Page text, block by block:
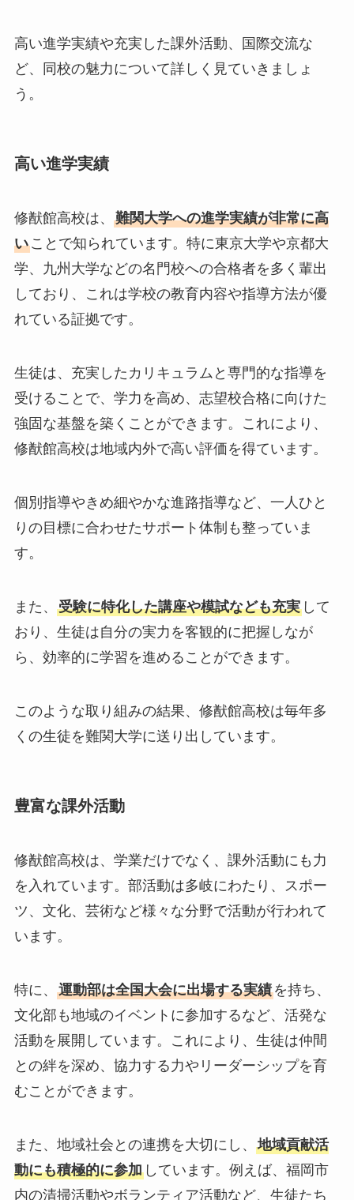
高い進学実績や充実した課外活動、国際交流な
ど、同校の魅力について詳しく見ていきましょ
う。
高い進学実績
修猷館高校は、 難関大学への進学実績が非常に高
いことで知られています。特に東京大学や京都大
学、九州大学などの名門校への合格者を多く輩出
しており、これは学校の教育内容や指導方法が優
れている証拠です。
生徒は、充実したカリキュラムと専門的な指導を
受けることで、学力を高め、志望校合格に向けた
強固な基盤を築くことができます。これにより、
修猷館高校は地域内外で高い評価を得ています。
個別指導やきめ細やかな進路指導など、一人ひと
りの目標に合わせたサポート体制も整っていま
す。
また、 受験に特化した講座や模試なども充実して
おり、生徒は自分の実力を客観的に把握しなが
ら、効率的に学習を進めることができます。
このような取り組みの結果、修猷館高校は毎年多
くの生徒を難関大学に送り出しています。
豊富な課外活動
修猷館高校は、学業だけでなく、課外活動にも力
を入れています。部活動は多岐にわたり、スポー
ツ、文化、芸術など様々な分野で活動が行われて
います。
特に、 運動部は全国大会に出場する実績を持ち、
文化部も地域のイベントに参加するなど、活発な
活動を展開しています。これにより、生徒は仲間
との絆を深め、協力する力やリーダーシップを育
むことができます。
また、地域社会との連携を大切にし、 地域貢献活
動にも積極的に参加しています。例えば、福岡市
内の清掃活動やボランティア活動など、生徒たち